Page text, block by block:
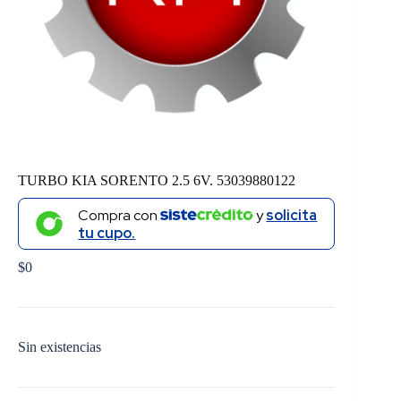
TURBO KIA SORENTO 2.5 6V. 53039880122
Compra con ysolicita
tu cupo.
$0
Sin existencias